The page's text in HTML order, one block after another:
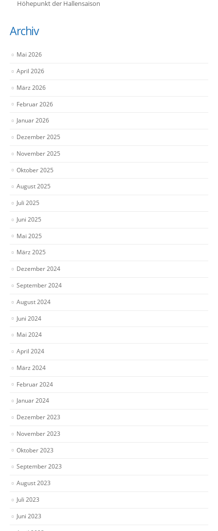
Höhepunkt der Hallensaison
Archiv
Mai 2026
April 2026
März 2026
Februar 2026
Januar 2026
Dezember 2025
November 2025
Oktober 2025
August 2025
Juli 2025
Juni 2025
Mai 2025
März 2025
Dezember 2024
September 2024
August 2024
Juni 2024
Mai 2024
April 2024
März 2024
Februar 2024
Januar 2024
Dezember 2023
November 2023
Oktober 2023
September 2023
August 2023
Juli 2023
Juni 2023